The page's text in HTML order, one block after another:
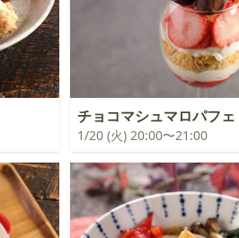
チョコマシュマロパフェ
1/20 (火) 20:00〜21:00